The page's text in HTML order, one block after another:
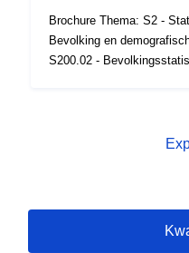
Brochure Thema: S2 -
Bevolking en
S200.02 -